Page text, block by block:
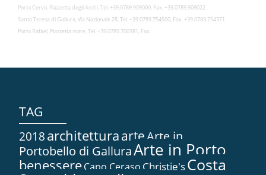
Porto Cervo, Piazzetta degli Archi, Tel. +39.0789.909000, Fax. +39.0789.909022
Santa Teresa di Gallura, Via Nazionale 28, Tel. +39.0789.754500, Fax. +39.0789.754371
Porto Rafael, Piazzetta mare, Tel. +39.0789.700381, Fax.
TAG
2018architetturaarteArte in...
Portobello di GalluraArte in Porto
benessereCapo Ceraso Christie'sCosta